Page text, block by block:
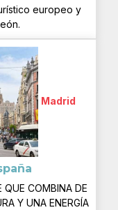
europeo y
Madrid
QUE COMBINA DE
Y UNA ENERGÍA